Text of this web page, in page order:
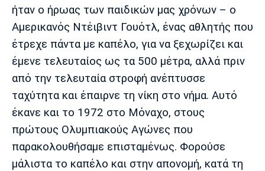
ήταν ο ήρωας των παιδικών μας χρόνων – ο
Αμερικανός Ντέιβιντ Γουότλ, ένας αθλητής που
έτρεχε πάντα με καπέλο, για να ξεχωρίζει και
έμενε τελευταίος ως τα 500 μέτρα, αλλά πριν
από την τελευταία στροφή ανέπτυσσε
ταχύτητα και έπαιρνε τη νίκη στο νήμα. Αυτό
έκανε και το 1972 στο Μόναχο, στους
πρώτους Ολυμπιακούς Αγώνες που
παρακολουθήσαμε επισταμένως. Φορούσε
μάλιστα το καπέλο και στην απονομή, κατά τη